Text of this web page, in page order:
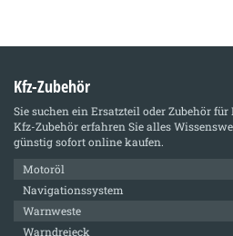
Kfz-Zubehör
Sie suchen ein Ersatzteil oder Zubehör
Kfz-Zubehörerfahren Sie alles
günstig sofort online kaufen.
Motoröl
Navigationssystem
Warnweste
Warndreieck